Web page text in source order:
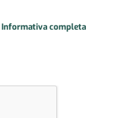
Informativa completa